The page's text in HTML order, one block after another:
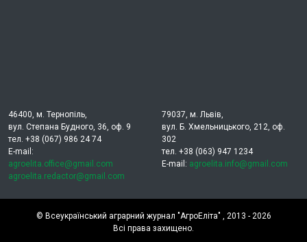
46400, м. Тернопіль,
вул. Степана Будного, 36, оф. 9
тел. +38 (067) 986 24 74
E-mail:
agroelita.office@gmail.com
agroelita.redactor@gmail.com
79037, м. Львів,
вул. Б. Хмельницького, 212, оф.
302
тел. +38 (063) 947 1234
E-mail: agroelita.info@gmail.com
© Всеукраїнський аграрний журнал "АгроЕліта" , 2013 - 2026
Всі права захищено.